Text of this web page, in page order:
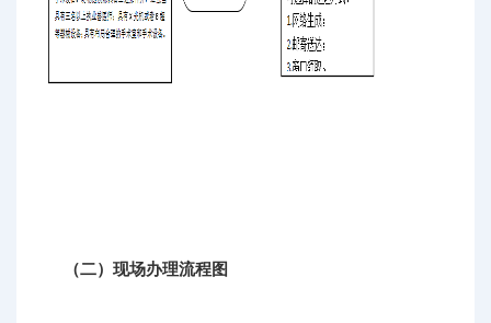
（二）现场办理流程图